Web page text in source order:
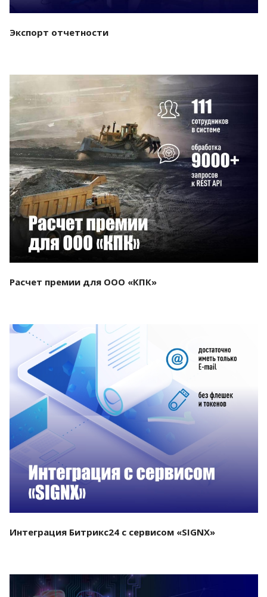
Экспорт отчетности
Смотреть проект
Расчет премии для ООО «КПК»
Смотреть проект
Интеграция Битрикс24 с сервисом «SIGNX»